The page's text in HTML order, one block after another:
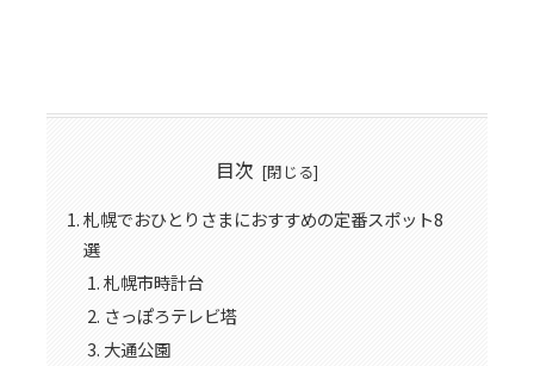
目次
札幌でおひとりさまにおすすめの定番スポット8
選
札幌市時計台
さっぽろテレビ塔
大通公園